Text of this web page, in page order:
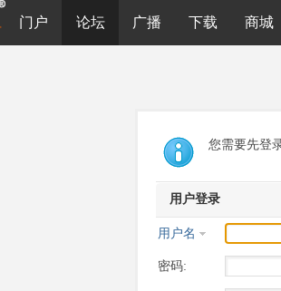
门户 论坛 广播 下载 商城
您需要先登
用户登录
用户名
密码: